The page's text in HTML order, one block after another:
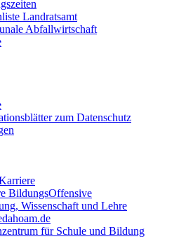
Landratsamt
Abfallwirtschaft
zum Datenschutz
BildungsOffensive
Wissenschaft und Lehre
für Schule und Bildung